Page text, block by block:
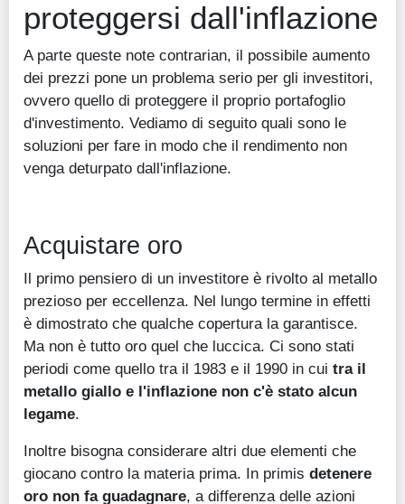
proteggersi dall'inflazione
A parte queste note contrarian, il possibile aumento
dei prezzi pone un problema serio per gli investitori,
ovvero quello di proteggere il proprio portafoglio
d'investimento. Vediamo di seguito quali sono le
soluzioni per fare in modo che il rendimento non
venga deturpato dall'inflazione.
Acquistare oro
Il primo pensiero di un investitore è rivolto al metallo
prezioso per eccellenza. Nel lungo termine in effetti
è dimostrato che qualche copertura la garantisce.
Ma non è tutto oro quel che luccica. Ci sono stati
periodi come quello tra il 1983 e il 1990 in cui tra il
metallo giallo e l'inflazione non c'è stato alcun
legame.
Inoltre bisogna considerare altri due elementi che
giocano contro la materia prima. In primis detenere
oro non fa guadagnare, a differenza delle azioni